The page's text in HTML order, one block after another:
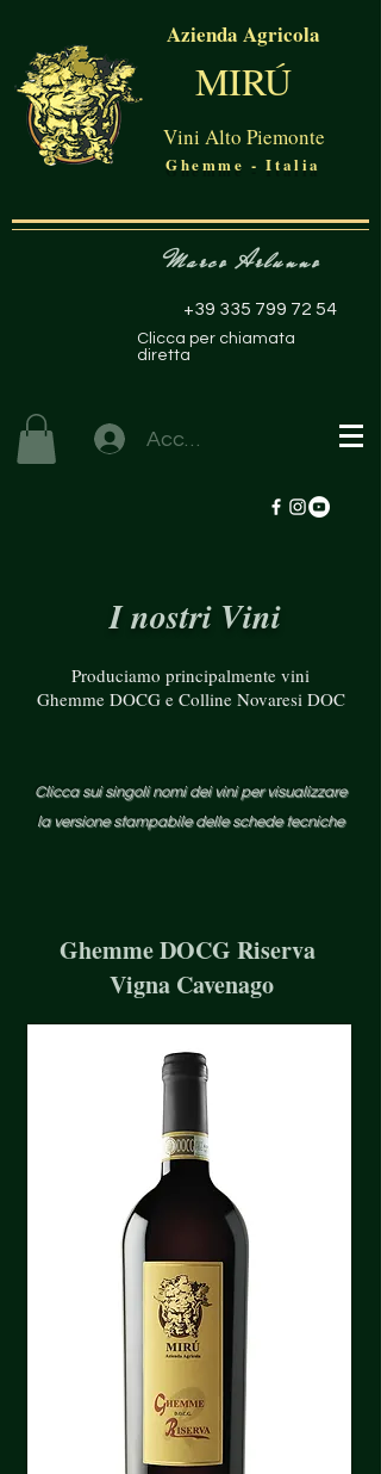
Azienda Agricola
MIRÚ
Vini Alto Piemonte
Ghemme - Italia
Marco Arlunno
+39 335 799 72 54
Clicca per chiamata
diretta
Accedi
I nostri Vini
Produciamo principalmente vini
Ghemme DOCG e Colline Novaresi DOC
Clicca sui singoli nomi dei vini per visualizzare
la versione stampabile delle schede tecniche
Ghemme DOCG Riserva
Vigna Cavenago